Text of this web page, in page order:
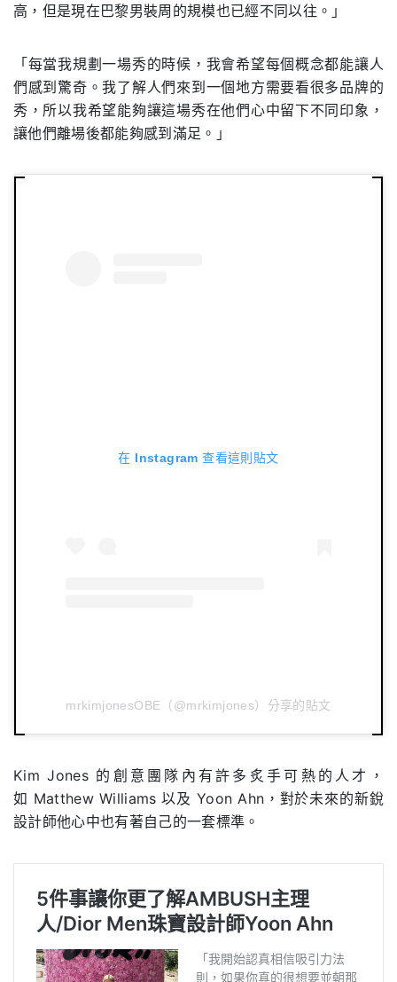
高，但是現在巴黎男裝周的規模也已經不同以往。」
「每當我規劃一場秀的時候，我會希望每個概念都能讓人
們感到驚奇。我了解人們來到一個地方需要看很多品牌的
秀，所以我希望能夠讓這場秀在他們心中留下不同印象，
讓他們離場後都能夠感到滿足。」
在 Instagram 查看這則貼文
mrkimjonesOBE（@mrkimjones）分享的貼文
Kim Jones 的創意團隊內有許多炙手可熱的人才，
如 Matthew Williams以及 Yoon Ahn ，對於未來的新銳
設計師他心中也有著自己的一套標準。